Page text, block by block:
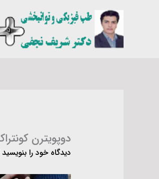
دوپویترن
دیدگاه‌ خود را بنویسید